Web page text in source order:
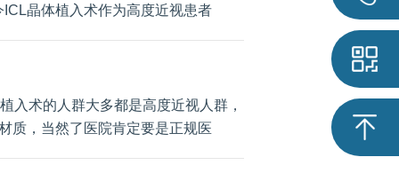
晶体植入术作为高度近视患者
入术的人群大多都是高度近视人群，
质，当然了医院肯定要是正规医